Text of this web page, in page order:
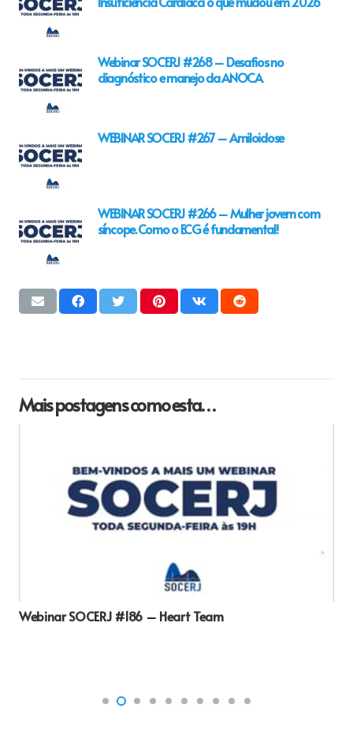
Webinar SOCERJ #268 – Desafios no
diagnóstico e manejo da ANOCA
WEBINAR SOCERJ #267 – Amiloidose
WEBINAR SOCERJ #266 – Mulher jovem com
síncope. Como o ECG é fundamental!
Mais postagens como esta…
Webinar SOCERJ #186 – Heart Team